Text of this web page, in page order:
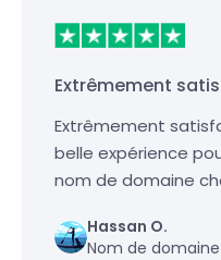
Extrêmement
Extrêmement
belle expérience
nom de domaine
Hassan O.
Nom de domaine